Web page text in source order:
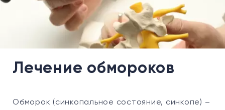
Лечение обмороков
Обморок (синкопальное состояние, синкопе) –